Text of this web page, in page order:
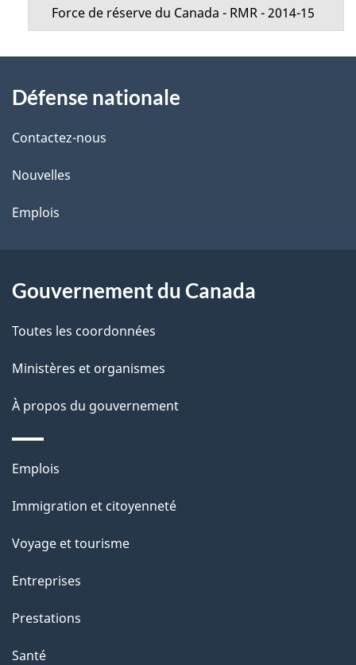
Force de réserve du Canada - RMR - 2014-15
propos
de
ce
site
Défense nationale
Contactez-nous
Nouvelles
Emplois
Gouvernement du Canada
Toutes les coordonnées
Ministères et organismes
À propos du gouvernement
Thèmes
sujets
Emplois
Immigration et citoyenneté
Voyage et tourisme
Entreprises
Prestations
Santé